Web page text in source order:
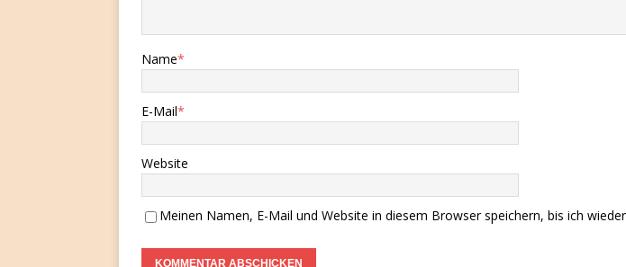
Name*
E-Mail*
Website
Meinen Namen, E-Mail und Website in diesem Browser speichern, bis ich